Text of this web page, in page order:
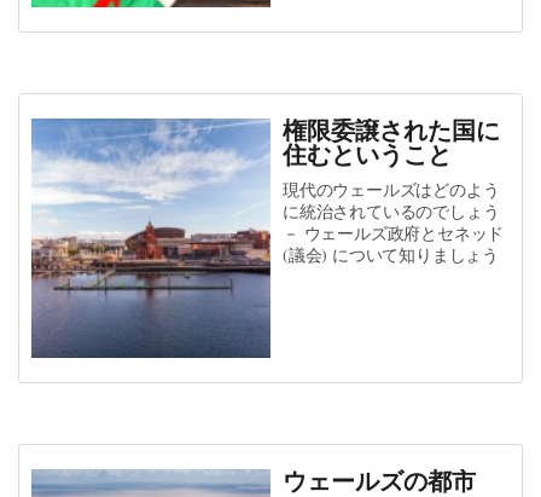
権限委譲された国に
住むということ
現代のウェールズはどのよう
に統治されているのでしょう
－ ウェールズ政府とセネッド
(議会) について知りましょう
ウェールズの都市